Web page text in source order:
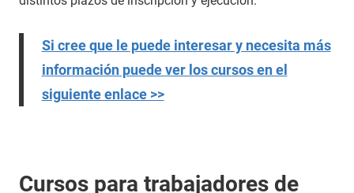
Si cree que le puede interesar y necesita más
información puede ver los cursos en el
siguiente enlace >>
Cursos para trabajadores de